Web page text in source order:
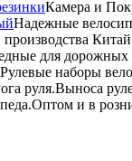
Камера и
Надежные
для дорожных
наборы
руля.Выноса
и в